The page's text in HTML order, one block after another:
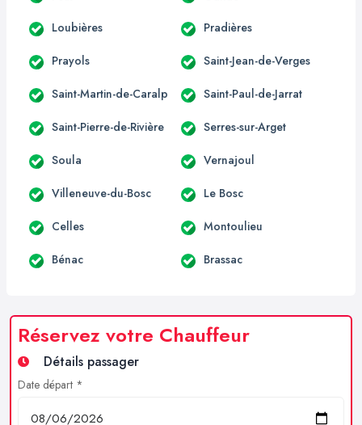
Loubières Pradières
Prayols Saint-Jean-de-Verges
Saint-Martin-de-Caralp Saint-Paul-de-Jarrat
Saint-Pierre-de-Rivière Serres-sur-Arget
Soula Vernajoul
Villeneuve-du-Bosc Le Bosc
Celles Montoulieu
Bénac Brassac
Réservez votre Chauffeur
Détails passager
Date départ *